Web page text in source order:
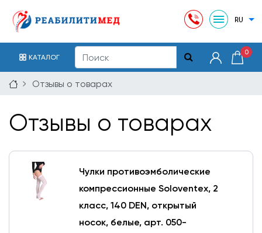
КАТАЛОГ
0
Отзывы о товарах
Отзывы о товарах
Чулки противоэмболические
компрессионные Soloventex, 2
класс, 140 DEN, открытый
носок, белые, арт. 050-